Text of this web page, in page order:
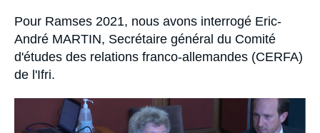
Nous soutenir
Accroche
Pour Ramses 2021, nous avons interrogé Eric-
André MARTIN, Secrétaire général du Comité
d'études des relations franco-allemandes (CERFA)
de l'Ifri.
principale
médiatique